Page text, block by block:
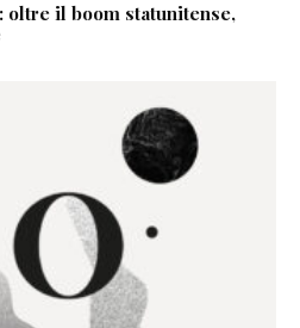
oltre il boom statunitense,